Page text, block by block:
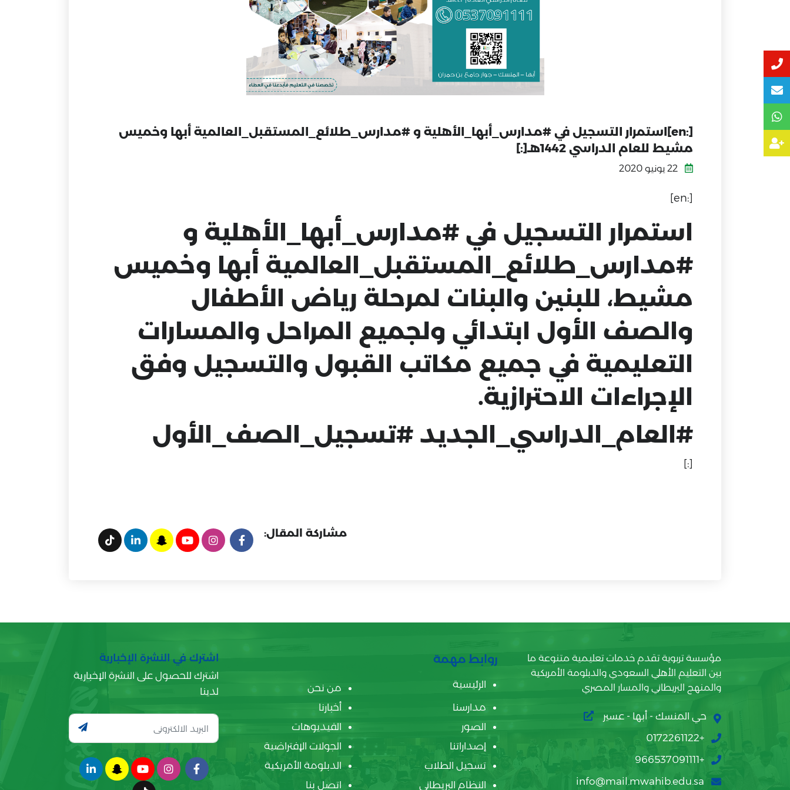
[:en]استمرار التسجيل في #مدارس_أبها_الأهلية و #مدارس_طلائع_المستقبل_العالمية أبها وخميس
مشيط للعام الدراسي 1442هـ[:]
[:en]
استمرار التسجيل في #مدارس_أبها_الأهلية و
#مدارس_طلائع_المستقبل_العالمية أبها وخميس
مشيط، للبنين والبنات لمرحلة رياض الأطفال
والصف الأول ابتدائي ولجميع المراحل والمسارات
التعليمية في جميع مكاتب القبول والتسجيل وفق
الإجراءات الاحترازية.
#العام_الدراسي_الجديد #تسجيل_الصف_الأول
[:]
مشاركة المقال:
مؤسسة تربوية تقدم خدمات تعليمية متنوعة ما
بين التعليم الأهلي السعودي والدبلومة الأمريكية
والمنهج البريطاني والمسار المصري
حي المنسك - أبها - عسير
+0172261122
+966537091111
info@mail.mwahib.edu.sa
روابط مهمة
الرئيسية
من نحن
مدارسنا
أخبارنا
الصور
الفيديوهات
إصداراتنا
الجولات الإفتراضية
تسجيل الطلاب
الدبلومة الأمريكية
النظام البريطاني
اتصل بنا
اشترك في النشرة الإخبارية
اشترك للحصول على النشرة الإخبارية
لدينا